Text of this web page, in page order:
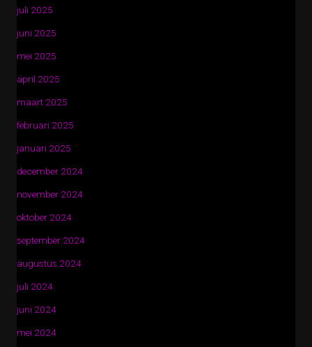
juli 2025
juni 2025
mei 2025
april 2025
maart 2025
februari 2025
januari 2025
december 2024
november 2024
oktober 2024
september 2024
augustus 2024
juli 2024
juni 2024
mei 2024